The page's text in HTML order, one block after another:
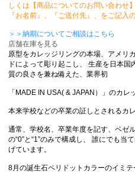
しくは【商品についてのお問い合わせ
『お名前』、『ご送付先』、をご記入
＞＞納期についてご相談はこちら
店舗在庫を見る
原型をカレッジリングの本場、アメリ
ドによって彫り起こし、 生産を日本
質の良さを兼ね備えた、業界初
「MADE IN USA( & JAPAN）」のカレ
本来学校などの卒業の証しとされるカ
通常、学校名、卒業年度を記す、ベゼ
の“0”と“1”のみで構成し、 誰にでも当
げています。
8月の誕生石ペリドットカラーのイミ